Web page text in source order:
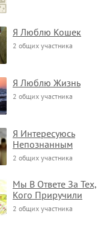
Я Люблю Кошек
2 общих участника
Я Люблю Жизнь
2 общих участника
Я Интересуюсь
Непознанным
2 общих участника
Мы В Ответе За Тех,
Кого Приручили
2 общих участника